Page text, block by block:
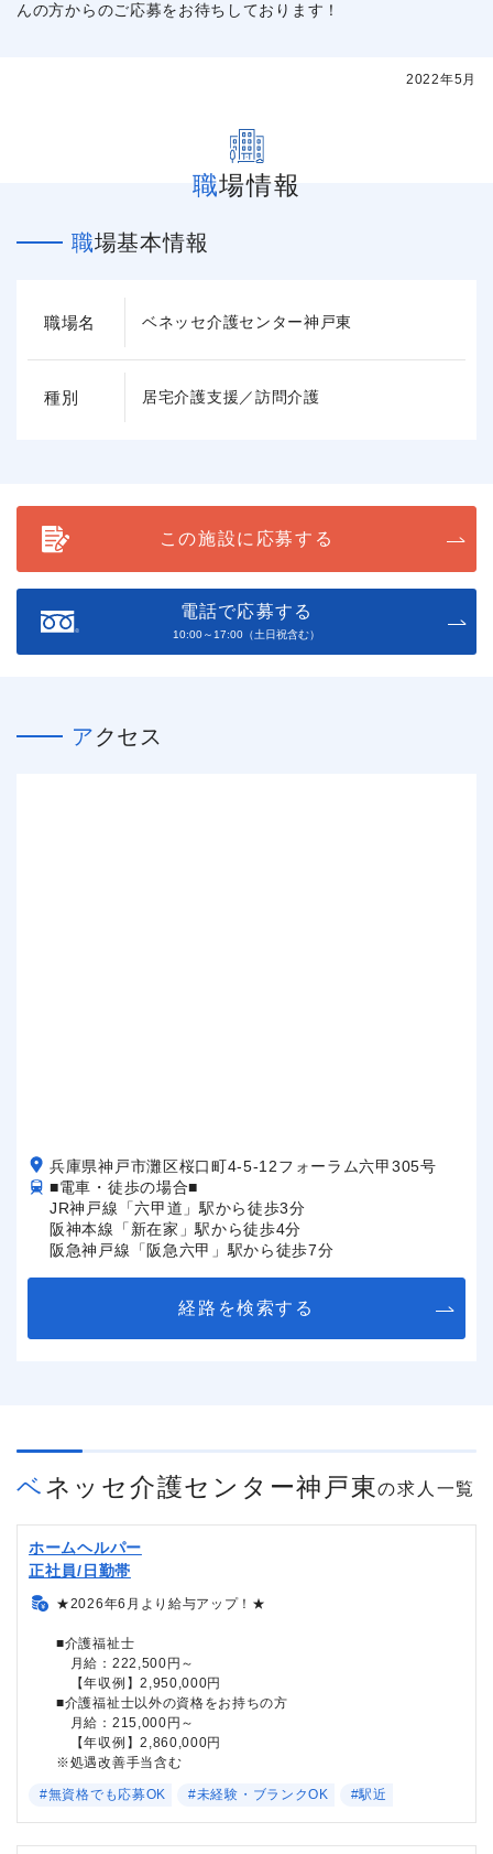
んの方からのご応募をお待ちしております！
2022年5月
職場情報
職場基本情報
職場名 ベネッセ介護センター神戸東
種別 居宅介護支援／訪問介護
この施設に応募する
電話で応募する
10:00～17:00（土日祝含む）
アクセス
兵庫県神戸市灘区桜口町4-5-12フォーラム六甲305号
■電車・徒歩の場合■
JR神戸線「六甲道」駅から徒歩3分
阪神本線「新在家」駅から徒歩4分
阪急神戸線「阪急六甲」駅から徒歩7分
経路を検索する
ベネッセ介護センター神戸東の求人一覧
ホームヘルパー
正社員/日勤帯
★2026年6月より給与アップ！★
■介護福祉士
月給：222,500円～
【年収例】2,950,000円
■介護福祉士以外の資格をお持ちの方
月給：215,000円～
【年収例】2,860,000円
※処遇改善手当含む
#無資格でも応募OK #未経験・ブランクOK #駅近